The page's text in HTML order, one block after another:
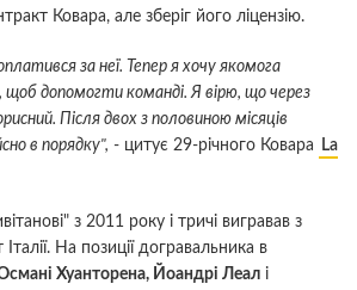
Ковара, але зберіг його ліцензію.
за неї. Тепер я хочу якомога
допомогти команді. Я вірю, що через
Після двох з половиною місяців
в порядку", - цитує 29-річного Ковара
La
з 2011 року і тричі вигравав з
На позиції догравальника в
Хуанторена, Йоандрі Леал і